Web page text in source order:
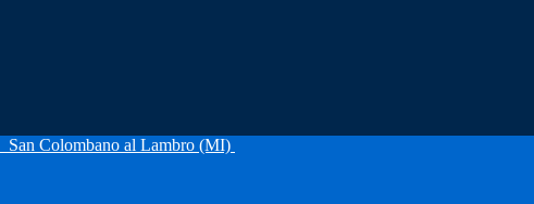
San Colombano al Lambro (MI)